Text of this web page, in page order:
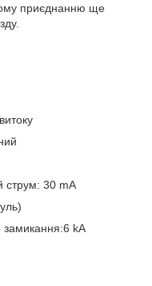
приєднанню ще
струм: 30 mA
замикання:6 kA